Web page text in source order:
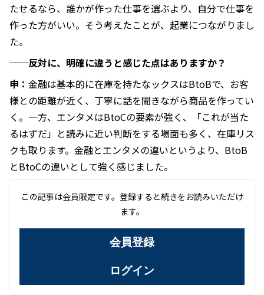
たせるなら、誰かが作った仕事を選ぶより、自分で仕事を
作った方がいい。そう考えたことが、起業につながりまし
た。
──反対に、明確に違うと感じた点はありますか？
申： 金融は基本的に在庫を持たなックスはBtoBで、お客
様との距離が近く、丁寧に話を聞きながら商品を作ってい
く。一方、エンタメはBtoCの要素が強く、「これが当た
るはずだ」と読みに近い判断をする場面も多く、在庫リス
クも取ります。金融とエンタメの違いというより、BtoB
とBtoCの違いとして強く感じました。
この記事は会員限定です。登録すると続きをお読みいただけ
ます。
会員登録
ログイン